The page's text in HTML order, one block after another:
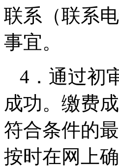
联系（联系
事宜。
4．通过初
成功。缴费
符合条件的
按时在网上